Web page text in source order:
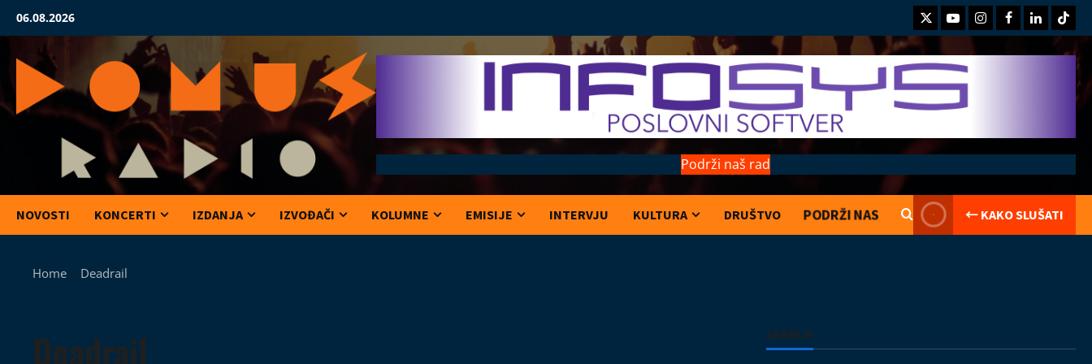
06.08.2026 TwitterYoutubeInstagramFacebook
LinkedIn
Podrži naš rad
NOVOSTI KONCERTI IZDANJA IZVOĐAČI KOLUMNE EMISIJE INTERVJU KULTURA DRUŠTVO PODRŽI NAS ← KAKO SLUŠATI
Home Deadrail
Deadrail SEARCH
Saranijagara
Introverzum ponovo osvojio Svemirski